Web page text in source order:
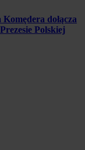
dołącza
Polskiej